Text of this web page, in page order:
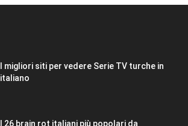
I migliori siti per vedere Serie TV turche in
italiano
I 26 brain rot italiani più popolari da